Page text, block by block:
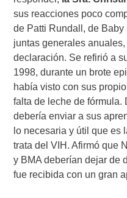
sus reacciones poco
de Patti Rundall, de
juntas generales
declaración. Se refirió a
1998, durante un brote
había visto con sus
falta de leche de fórmula.
debería enviar a sus
lo necesaria y útil que es
trata del VIH. Afirmó que
y BMA deberían dejar de
fue recibida con un gran